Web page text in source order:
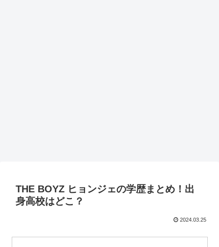
THE BOYZ ヒョンジェの学歴まとめ！出
身高校はどこ？
2024.03.25